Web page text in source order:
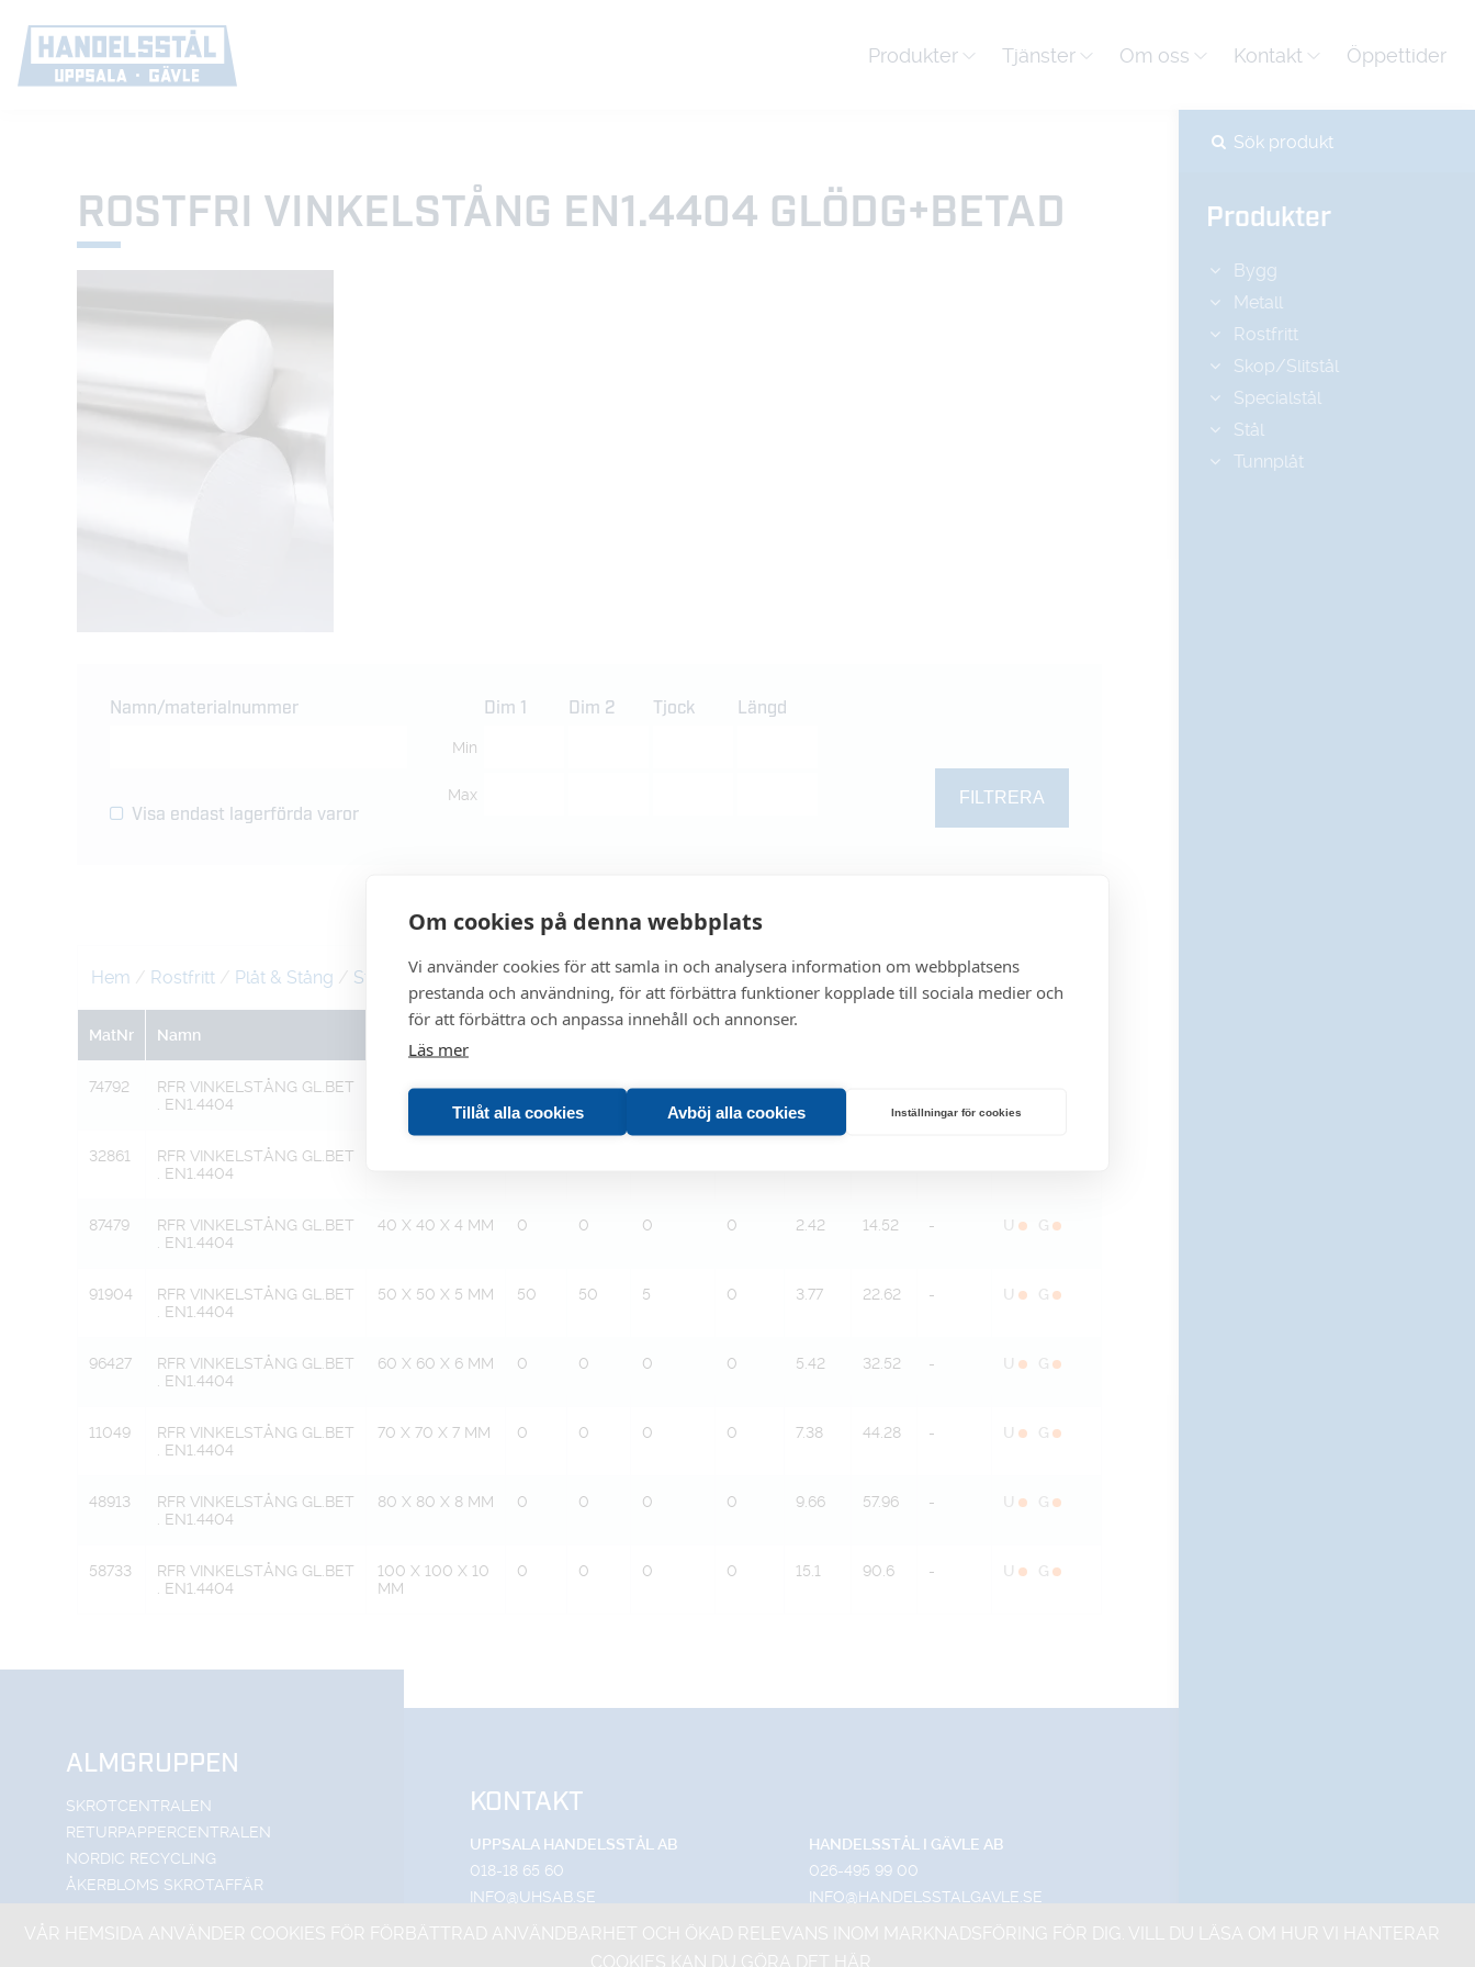
Om cookies på denna webbplats
Vi använder cookies för att samla in och analysera information om webbplatsens
prestanda och användning, för att förbättra funktioner kopplade till sociala medier och
för att förbättra och anpassa innehåll och annonser.
Läs mer
Tillåt alla cookies Avböj alla cookies Inställningar för cookies
VÅR HEMSIDA ANVÄNDER COOKIES FÖR FÖRBÄTTRAD ANVÄNDBARHET OCH ÖKAD RELEVANS INOM MARKNADSFÖRING FÖR DIG. VILL DU LÄSA OM HUR VI HANTERAR
COOKIES KAN DU GÖRA DET HÄR
Produkter Tjänster Om oss Kontakt Öppettider
Produkter
Bygg
Metall
Rostfritt
Skop/Slitstål
Specialstål
Stål
Tunnplåt
ROSTFRI VINKELSTÅNG EN1.4404 GLÖDG+BETAD
Namn/materialnummer
Visa endast lagerförda varor
Dim 1 Dim 2 Tjock Längd
Min
Max
Hem / Rostfritt / Plåt & Stång / Stång / Rostfri Vinkelstång En1.4404 Glödg+Betad /Endast ett sökresultat
MatNr Namn Dim 2
74792
RFR VINKELSTÅNG GL.BET
. EN1.4404
20 X 20 X 3 MM 0 0 0 0 0.88
32861
RFR VINKELSTÅNG GL.BET
. EN1.4404
87479
RFR VINKELSTÅNG GL.BET
. EN1.4404
40 X 40 X 4 MM 0 0 0 0 2.42 14.52 - U G
91904
RFR VINKELSTÅNG GL.BET
. EN1.4404
50 X 50 X 5 MM 50 50 5 0 3.77 22.62 - U G
96427
RFR VINKELSTÅNG GL.BET
. EN1.4404
60 X 60 X 6 MM 0 0 0 0 5.42 32.52 - U G
11049
RFR VINKELSTÅNG GL.BET
. EN1.4404
70 X 70 X 7 MM 0 0 0 0 7.38 44.28 - U G
48913
RFR VINKELSTÅNG GL.BET
. EN1.4404
80 X 80 X 8 MM 0 0 0 0 9.66 57.96 - U G
58733
RFR VINKELSTÅNG GL.BET
. EN1.4404
100 X 100 X 10
MM
0 0 0 0 15.1 90.6 - U G
ALMGRUPPEN
SKROTCENTRALEN
RETURPAPPERCENTRALEN
NORDIC RECYCLING
ÅKERBLOMS SKROTAFFÄR
KONTAKT
UPPSALA HANDELSSTÅL AB
018-18 65 60
INFO@UHSAB.SE
SÖDRA DEPÅGATAN 15
HANDELSSTÅL I GÄVLE AB
026-495 99 00
INFO@HANDELSSTALGAVLE.SE
TRUTVÄGEN 4